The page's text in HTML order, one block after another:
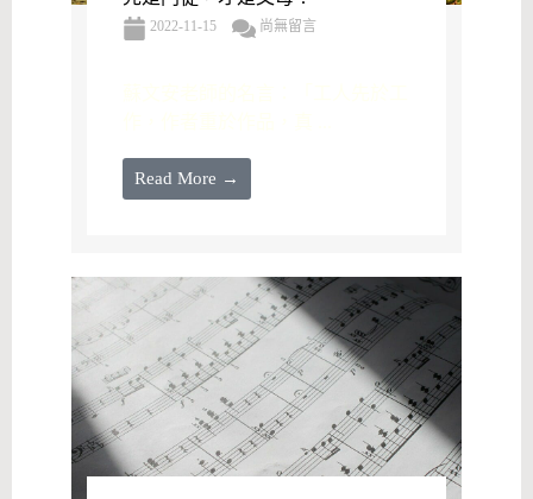
2022-11-15 尚無留言
Read More →